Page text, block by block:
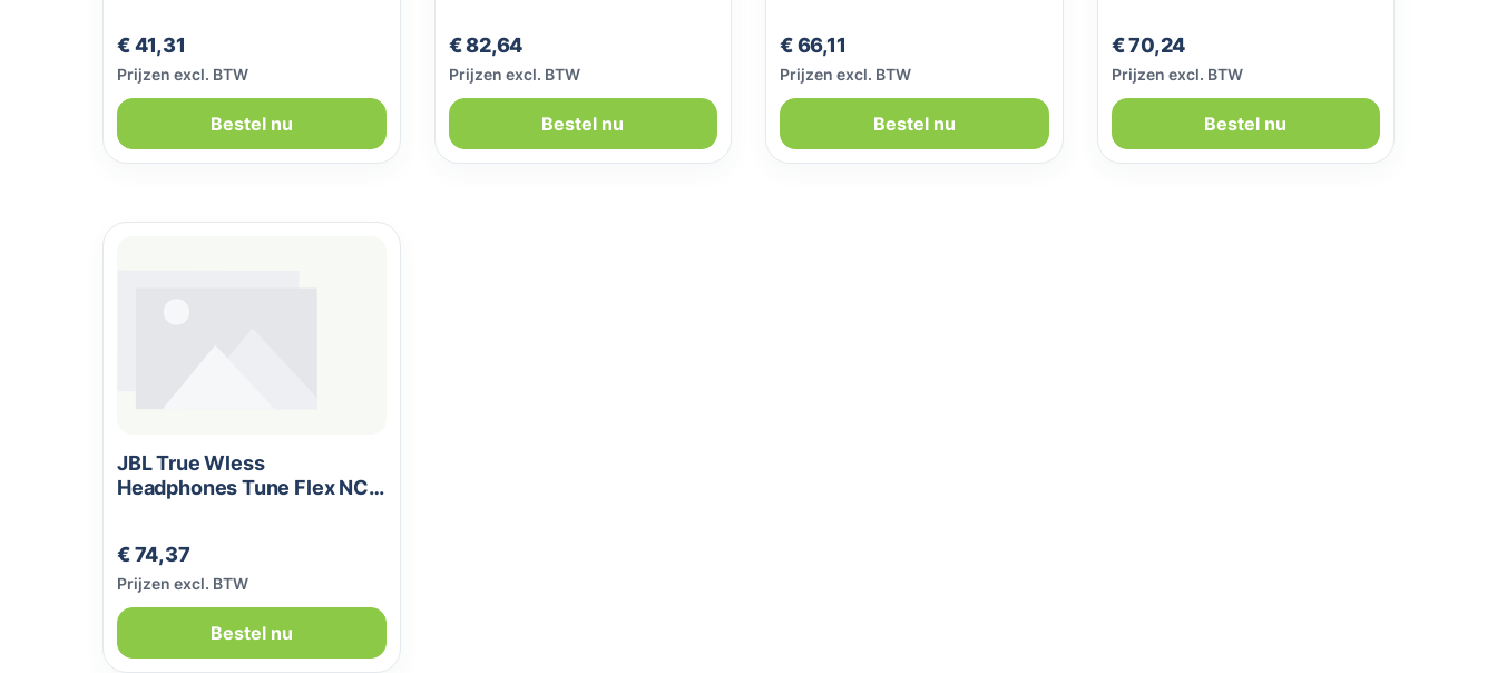
Normale prijs:
€ 41,31
Prijzen excl. BTW
Bestel nu
Normale prijs:
€ 82,64
Prijzen excl. BTW
Bestel nu
Normale prijs:
€ 66,11
Prijzen excl. BTW
Bestel nu
Normale prijs:
€ 70,24
Prijzen excl. BTW
Bestel nu
JBL True Wless
Headphones Tune Flex NC
Normale prijs:
€ 74,37
Prijzen excl. BTW
Bestel nu